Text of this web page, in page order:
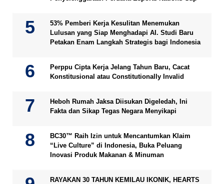
53% Pemberi Kerja Kesulitan Menemukan
Lulusan yang Siap Menghadapi AI. Studi Baru
Petakan Enam Langkah Strategis bagi Indonesia
Perppu Cipta Kerja Jelang Tahun Baru, Cacat
Konstitusional atau Constitutionally Invalid
Heboh Rumah Jaksa Diisukan Digeledah, Ini
Fakta dan Sikap Tegas Negara Menyikapi
BC30™ Raih Izin untuk Mencantumkan Klaim
“Live Culture” di Indonesia, Buka Peluang
Inovasi Produk Makanan & Minuman
RAYAKAN 30 TAHUN KEMILAU IKONIK, HEARTS